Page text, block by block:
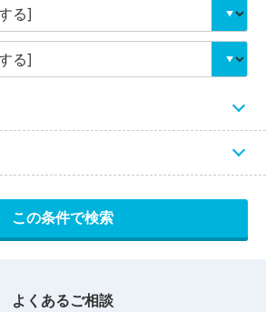
よくあるご相談